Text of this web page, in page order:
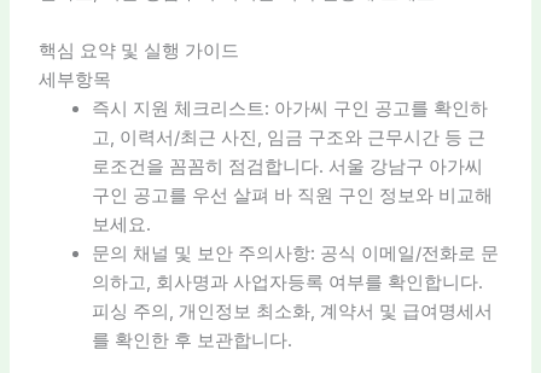
핵심 요약 및 실행 가이드
세부항목
즉시 지원 체크리스트: 아가씨 구인 공고를 확인하
고, 이력서/최근 사진, 임금 구조와 근무시간 등 근
로조건을 꼼꼼히 점검합니다. 서울 강남구 아가씨
구인 공고를 우선 살펴 바 직원 구인 정보와 비교해
보세요.
문의 채널 및 보안 주의사항: 공식 이메일/전화로 문
의하고, 회사명과 사업자등록 여부를 확인합니다.
피싱 주의, 개인정보 최소화, 계약서 및 급여명세서
를 확인한 후 보관합니다.